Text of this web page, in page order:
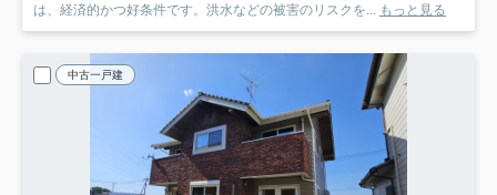
は、経済的かつ好条件です。洪水などの被害のリスクを...
もっと見る
中古一戸建